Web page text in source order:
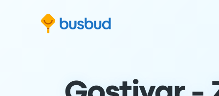
Arama formuna geç
İçeriğe geç
Alt bilgiye geç